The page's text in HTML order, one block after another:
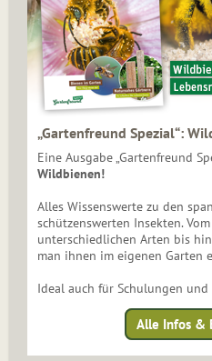
„Gartenfreund Spezial“:
Eine Ausgabe „Gartenfreund
Wildbienen!
Alles Wissenswerte zu den
schützenswerten Insekten.
unterschiedlichen Arten bis
man ihnen im eigenen Garten
Ideal auch für Schulungen und
Alle Infos &